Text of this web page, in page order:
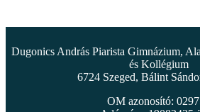
Dugonics András Piarista Gimnázium,
és Kollégium
6724 Szeged, Bálint
OM azonosító: